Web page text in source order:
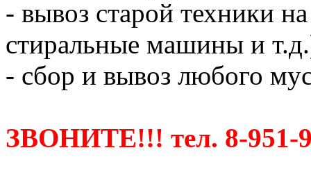
- вывоз старой техники
стиральные машины и
- сбор и вывоз любого
ЗВОНИТЕ!!! тел. 8-951-